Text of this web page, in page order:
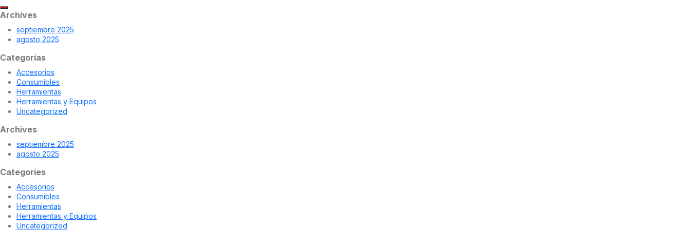
Archives
septiembre 2025
agosto 2025
Categorías
Accesorios
Consumibles
Herramientas
Herramientas y Equipos
Uncategorized
Archives
septiembre 2025
agosto 2025
Categories
Accesorios
Consumibles
Herramientas
Herramientas y Equipos
Uncategorized